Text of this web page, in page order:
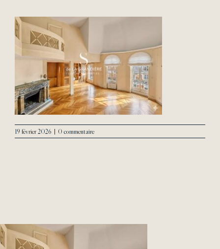
Contact
19 février 2026 | 0 commentaire